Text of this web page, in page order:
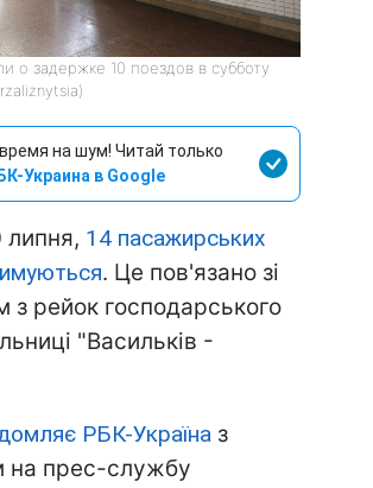
о задержке 10 поездов в субботу
на шум! Читай только
Украина в Google
липня, 14 пасажирських
. Це пов'язано зі
з рейок господарського
"Васильків -
РБК-Україна з
на прес-службу